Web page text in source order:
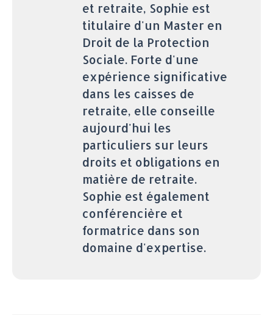
et retraite, Sophie est
titulaire d'un Master en
Droit de la Protection
Sociale. Forte d'une
expérience significative
dans les caisses de
retraite, elle conseille
aujourd'hui les
particuliers sur leurs
droits et obligations en
matière de retraite.
Sophie est également
conférencière et
formatrice dans son
domaine d'expertise.